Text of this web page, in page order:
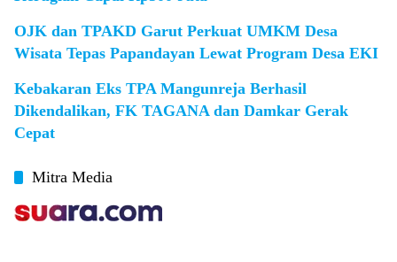
OJK dan TPAKD Garut Perkuat UMKM Desa
Wisata Tepas Papandayan Lewat Program Desa EKI
Kebakaran Eks TPA Mangunreja Berhasil
Dikendalikan, FK TAGANA dan Damkar Gerak
Cepat
Mitra Media